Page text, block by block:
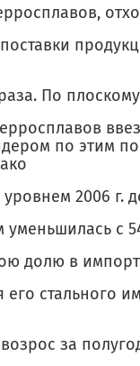
По
по этим
2006 г.
уменьшилась с
долю в
его стального
за